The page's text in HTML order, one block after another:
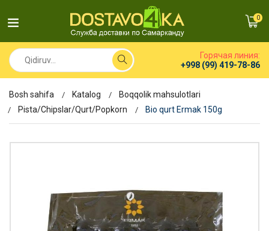
0
Горячая линия:
+998 (99) 419-78-86
Bosh sahifa Katalog
Boqqolik mahsulotlari
Pista/Chipslar/Qurt/Popkorn
Bio qurt Ermak 150g